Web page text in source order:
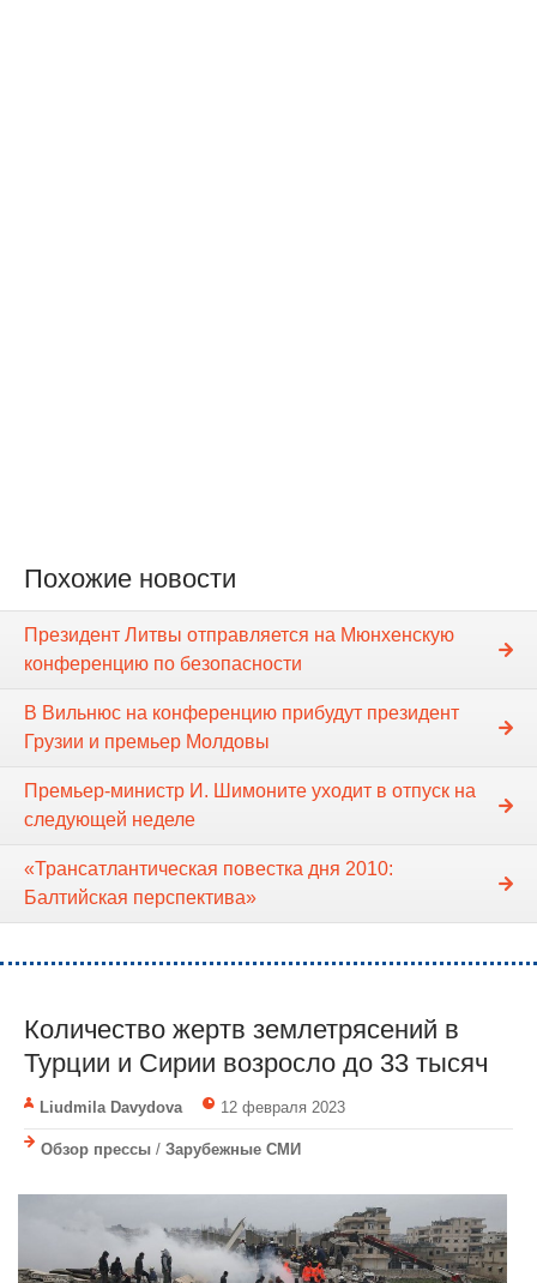
Похожие новости
Президент Литвы отправляется на Мюнхенскую
конференцию по безопасности
В Вильнюс на конференцию прибудут президент
Грузии и премьер Молдовы
Премьер-министр И. Шимоните уходит в отпуск на
следующей неделе
«Трансатлантическая повестка дня 2010:
Балтийская перспектива»
Количество жертв землетрясений в
Турции и Сирии возросло до 33 тысяч
Liudmila Davydova 12 февраля 2023
Обзор прессы / Зарубежные СМИ